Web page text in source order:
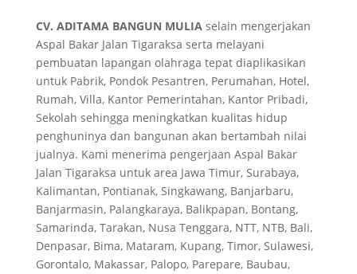
CV. ADITAMA BANGUN MULIAselain mengerjakan
Aspal Bakar Jalan Tigaraksa serta melayani
pembuatan lapangan olahraga tepat diaplikasikan
untuk Pabrik, Pondok Pesantren, Perumahan, Hotel,
Rumah, Villa, Kantor Pemerintahan, Kantor Pribadi,
Sekolah sehingga meningkatkan kualitas hidup
penghuninya dan bangunan akan bertambah nilai
jualnya. Kami menerima pengerjaan Aspal Bakar
Jalan Tigaraksa untuk area Jawa Timur, Surabaya,
Kalimantan, Pontianak, Singkawang, Banjarbaru,
Banjarmasin, Palangkaraya, Balikpapan, Bontang,
Samarinda, Tarakan, Nusa Tenggara, NTT, NTB, Bali,
Denpasar, Bima, Mataram, Kupang, Timor, Sulawesi,
Gorontalo, Makassar, Palopo, Parepare, Baubau,